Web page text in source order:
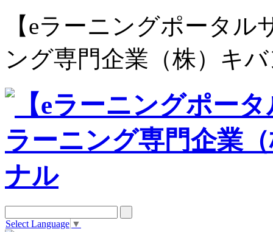
【eラーニングポータル
ング専門企業（株）キ
Select Language ▼